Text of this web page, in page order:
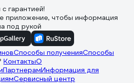
гарантией!
приложение, чтобы информация
под рукой
Способы полученияСпособы
КонтактыО
ПартнерамИнформация для
Сервисный центр